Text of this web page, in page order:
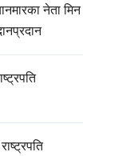
नेता मिन